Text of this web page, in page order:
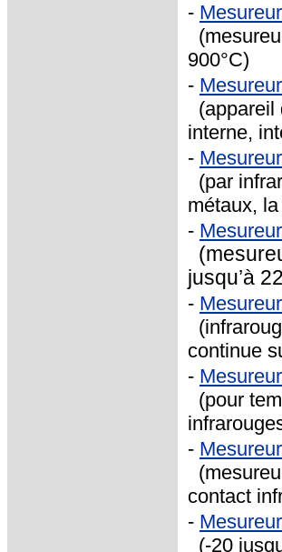
-
900°C)
-
(appareil
interne,
-
(par
métaux,
-
jusqu’à
-
continue
-
(pour
-
contact
-
(-20